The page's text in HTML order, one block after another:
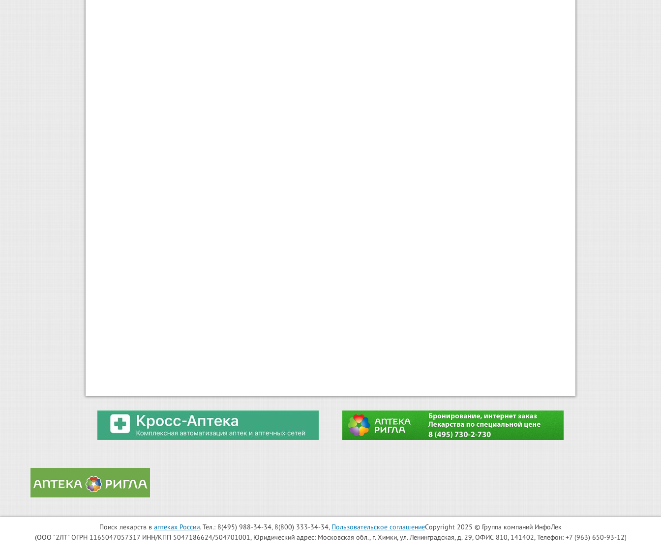
Поиск лекарств в аптеках России. Тел.: 8(495) 988-34-34, 8(800) 333-34-34, Пользовательское соглашениеCopyright 2025 © Группа компаний ИнфоЛек
(ООО "2ЛТ" ОГРН 1165047057317 ИНН/КПП 5047186624/504701001, Юридический адрес: Московская обл., г. Химки, ул. Ленинградская, д. 29, ОФИС 810, 141402, Телефон: +7 (963) 650-93-12)